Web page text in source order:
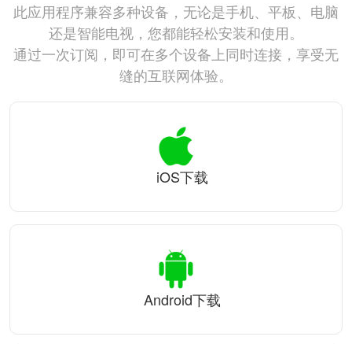
此应用程序兼容多种设备，无论是手机、平板、电脑
还是智能电视，您都能轻松安装和使用。
通过一次订阅，即可在多个设备上同时连接，享受无
缝的互联网体验。
iOS下载
Android下载